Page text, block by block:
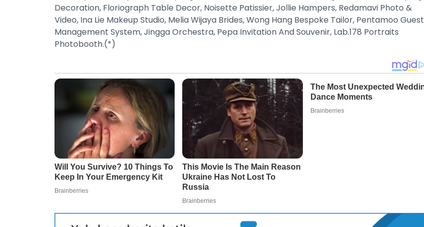
Decoration, Floriograph Table Decor, Noisette Patissier, Jollie Hampers, Redamavi Photo &
Video, Ina Lie Makeup Studio, Melia Wijaya Brides, Wong Hang Bespoke Tailor, Pentamoo Guest
Management System, Jingga Orchestra, Pepa Invitation And Souvenir, Lab.178 Portraits
Photobooth.(*)